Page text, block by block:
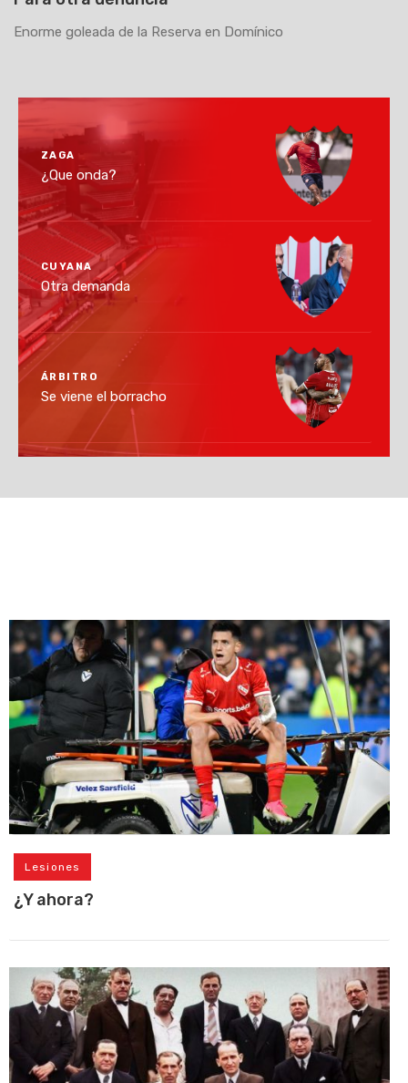
Enorme goleada de la Reserva en Domínico
ZAGA
¿Que onda?
CUYANA
Otra demanda
ÁRBITRO
Se viene el borracho
Lesiones
¿Y ahora?